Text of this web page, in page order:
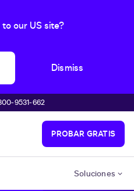
our US site?
Dismiss
9531-662
PROBAR GRATIS
Soluciones